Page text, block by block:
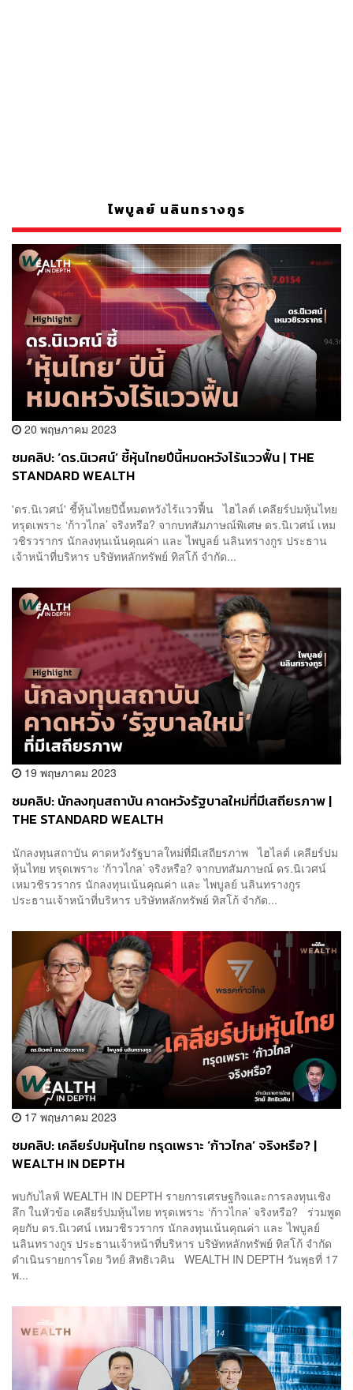
ไพบูลย์ นลินทรางกูร
20 พฤษภาคม 2023
ชมคลิป: ‘ดร.นิเวศน์’ ชี้หุ้นไทยปีนี้หมดหวังไร้แววฟื้น | THE
STANDARD WEALTH
'ดร.นิเวศน์' ชี้หุ้นไทยปีนี้หมดหวังไร้แววฟื้น ไฮไลต์ เคลียร์ปมหุ้นไทย
ทรุดเพราะ ‘ก้าวไกล’ จริงหรือ? จากบทสัมภาษณ์พิเศษ ดร.นิเวศน์ เหม
วชิรวรากร นักลงทุนเน้นคุณค่า และ ไพบูลย์ นลินทรางกูร ประธาน
เจ้าหน้าที่บริหาร บริษัทหลักทรัพย์ ทิสโก้ จำกัด...
19 พฤษภาคม 2023
ชมคลิป: นักลงทุนสถาบัน คาดหวังรัฐบาลใหม่ที่มีเสถียรภาพ |
THE STANDARD WEALTH
นักลงทุนสถาบัน คาดหวังรัฐบาลใหม่ที่มีเสถียรภาพ ไฮไลต์ เคลียร์ปม
หุ้นไทย ทรุดเพราะ ‘ก้าวไกล’ จริงหรือ? จากบทสัมภาษณ์ ดร.นิเวศน์
เหมวชิรวรากร นักลงทุนเน้นคุณค่า และ ไพบูลย์ นลินทรางกูร
ประธานเจ้าหน้าที่บริหาร บริษัทหลักทรัพย์ ทิสโก้ จำกัด...
17 พฤษภาคม 2023
ชมคลิป: เคลียร์ปมหุ้นไทย ทรุดเพราะ ‘ก้าวไกล’ จริงหรือ? |
WEALTH IN DEPTH
พบกับไลฟ์ WEALTH IN DEPTH รายการเศรษฐกิจและการลงทุนเชิง
ลึก ในหัวข้อ เคลียร์ปมหุ้นไทย ทรุดเพราะ ‘ก้าวไกล’ จริงหรือ? ร่วมพูด
คุยกับ ดร.นิเวศน์ เหมวชิรวรากร นักลงทุนเน้นคุณค่า และ ไพบูลย์
นลินทรางกูร ประธานเจ้าหน้าที่บริหาร บริษัทหลักทรัพย์ ทิสโก้ จำกัด
ดำเนินรายการโดย วิทย์ สิทธิเวคิน WEALTH IN DEPTH วันพุธที่ 17
พ...